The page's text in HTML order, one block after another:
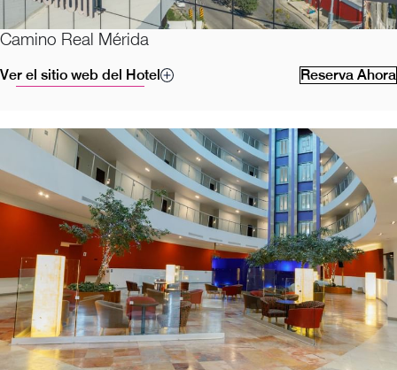
Camino Real Mérida
Ver el sitio web del Hotel Reserva Ahora